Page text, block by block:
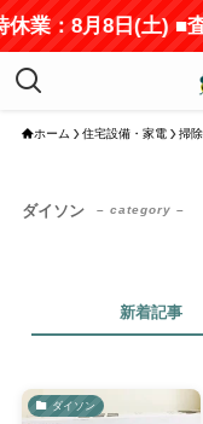
業：8月8日(土) ■
ホーム 住宅設備・家電 掃
ダイソン – category –
新着記事
ダイソン